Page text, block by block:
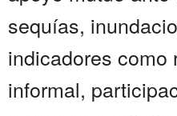
sequías,
indicadores como
informal,